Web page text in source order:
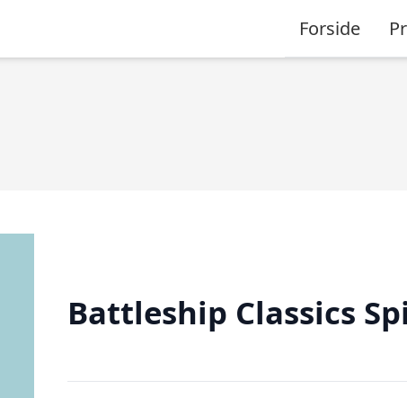
Forside
Battleship Classics